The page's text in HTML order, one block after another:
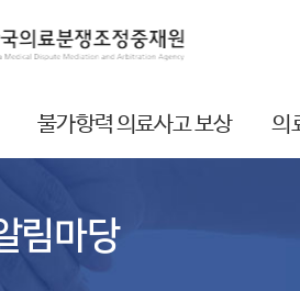
불가항력 의료사고 보상 의
림마당